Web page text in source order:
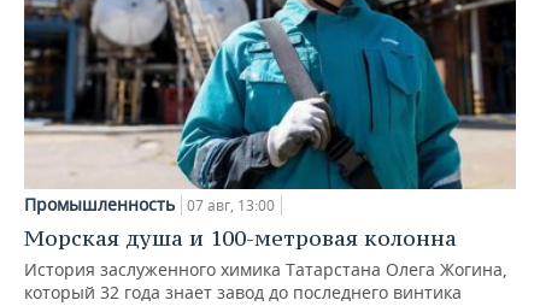
Промышленность 07 авг, 13:00
Морская душа и 100-метровая колонна
История заслуженного химика Татарстана Олега Жогина,
который 32 года знает завод до последнего винтика